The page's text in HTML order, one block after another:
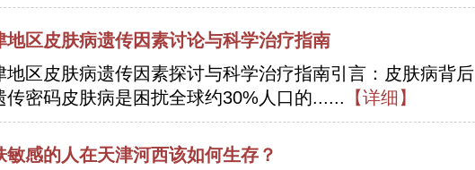
地区皮肤病遗传因素讨论与科学治疗指南
地区皮肤病遗传因素探讨与科学治疗指南引言：皮肤病背后
传密码皮肤病是困扰全球约30%人口的...... 【详细】
敏感的人在天津河西该如何生存？